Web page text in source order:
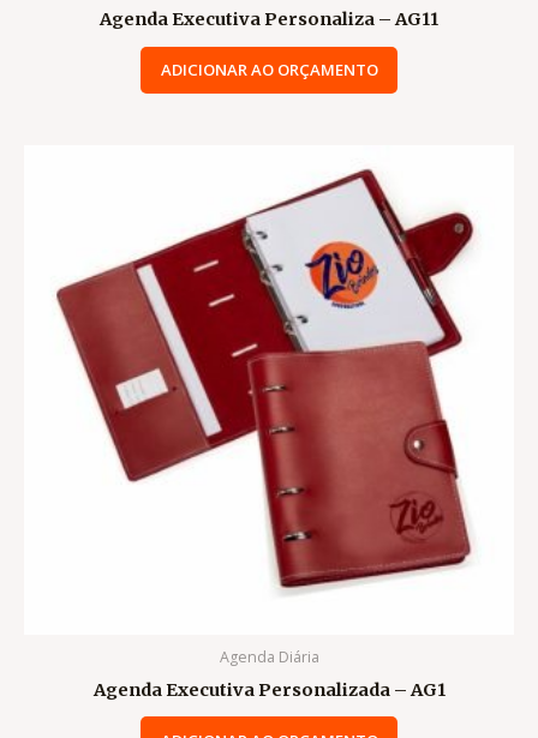
Agenda Executiva Personaliza – AG11
ADICIONAR AO ORÇAMENTO
Agenda Diária
Agenda Executiva Personalizada – AG1